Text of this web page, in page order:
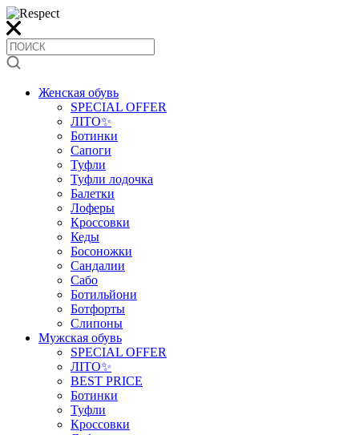
Женская обувь
SPECIAL OFFER
ЛІТО✨
Ботинки
Сапоги
Туфли
Туфли лодочка
Балетки
Лоферы
Кроссовки
Кеды
Босоножки
Сандалии
Сабо
Ботильйони
Ботфорты
Слипоны
Мужская обувь
SPECIAL OFFER
ЛІТО✨
BEST PRICE
Ботинки
Туфли
Кроссовки